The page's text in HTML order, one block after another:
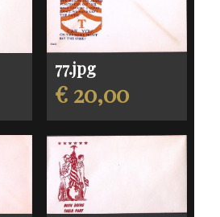
77.jpg
€ 20,00